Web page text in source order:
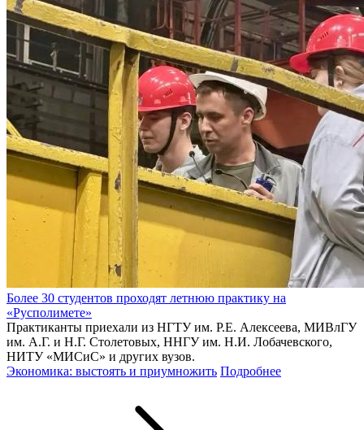
Более 30 студентов проходят летнюю практику на
«Русполимете»
Практиканты приехали из НГТУ им. Р.Е. Алексеева, МИВлГУ
им. А.Г. и Н.Г. Столетовых, ННГУ им. Н.И. Лобачевского,
НИТУ «МИСиС» и других вузов.
Экономика: выстоять и приумножить Подробнее